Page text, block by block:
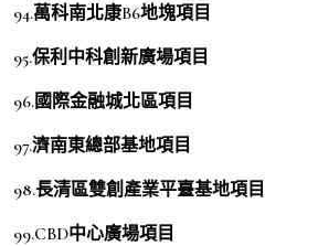
94.萬科南北康B6地塊項目
95.保利中科創新廣場項目
96.國際金融城北區項目
97.濟南東總部基地項目
98.長清區雙創產業平臺基地項目
99.CBD中心廣場項目